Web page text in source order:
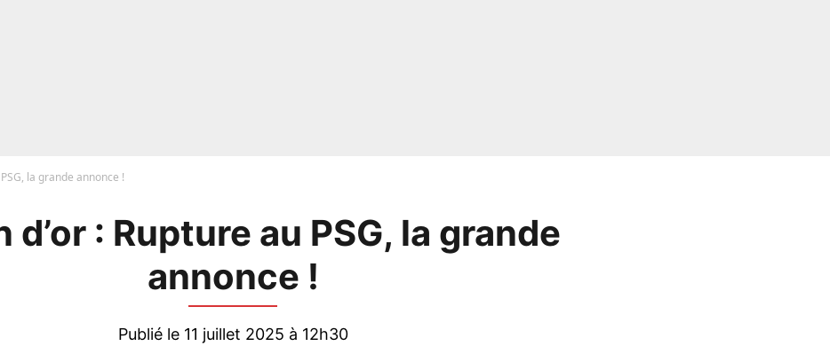
la grande annonce !
d’or : Rupture au PSG, la grande
annonce !
Publié le 11 juillet 2025 à 12h30